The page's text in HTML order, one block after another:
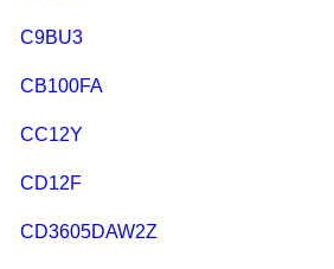
C9BU3
CB100FA
CC12Y
CD12F
CD3605DAW2Z